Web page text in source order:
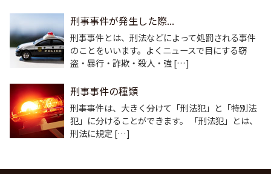
刑事事件が発生した際...
刑事事件とは、刑法などによって処罰される事件
のことをいいます。よくニュースで目にする窃
盗・暴行・詐欺・殺人・強 […]
刑事事件の種類
刑事事件は、大きく分けて「刑法犯」と「特別法
犯」に分けることができます。 「刑法犯」とは、
刑法に規定 […]